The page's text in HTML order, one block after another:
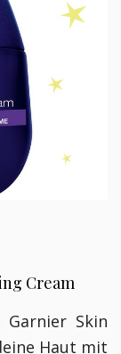
Cream
Garnier Skin
Haut mit